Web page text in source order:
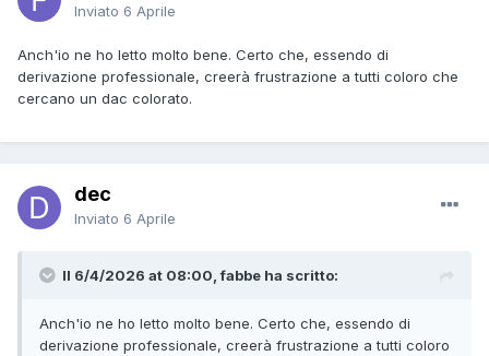
Inviato 6 Aprile
Anch'io ne ho letto molto bene. Certo che, essendo di
derivazione professionale, creerà frustrazione a tutti coloro che
cercano un dac colorato.
dec
Inviato 6 Aprile
Il 6/4/2026 at 08:00, fabbe ha scritto:
Anch'io ne ho letto molto bene. Certo che, essendo di
derivazione professionale, creerà frustrazione a tutti coloro